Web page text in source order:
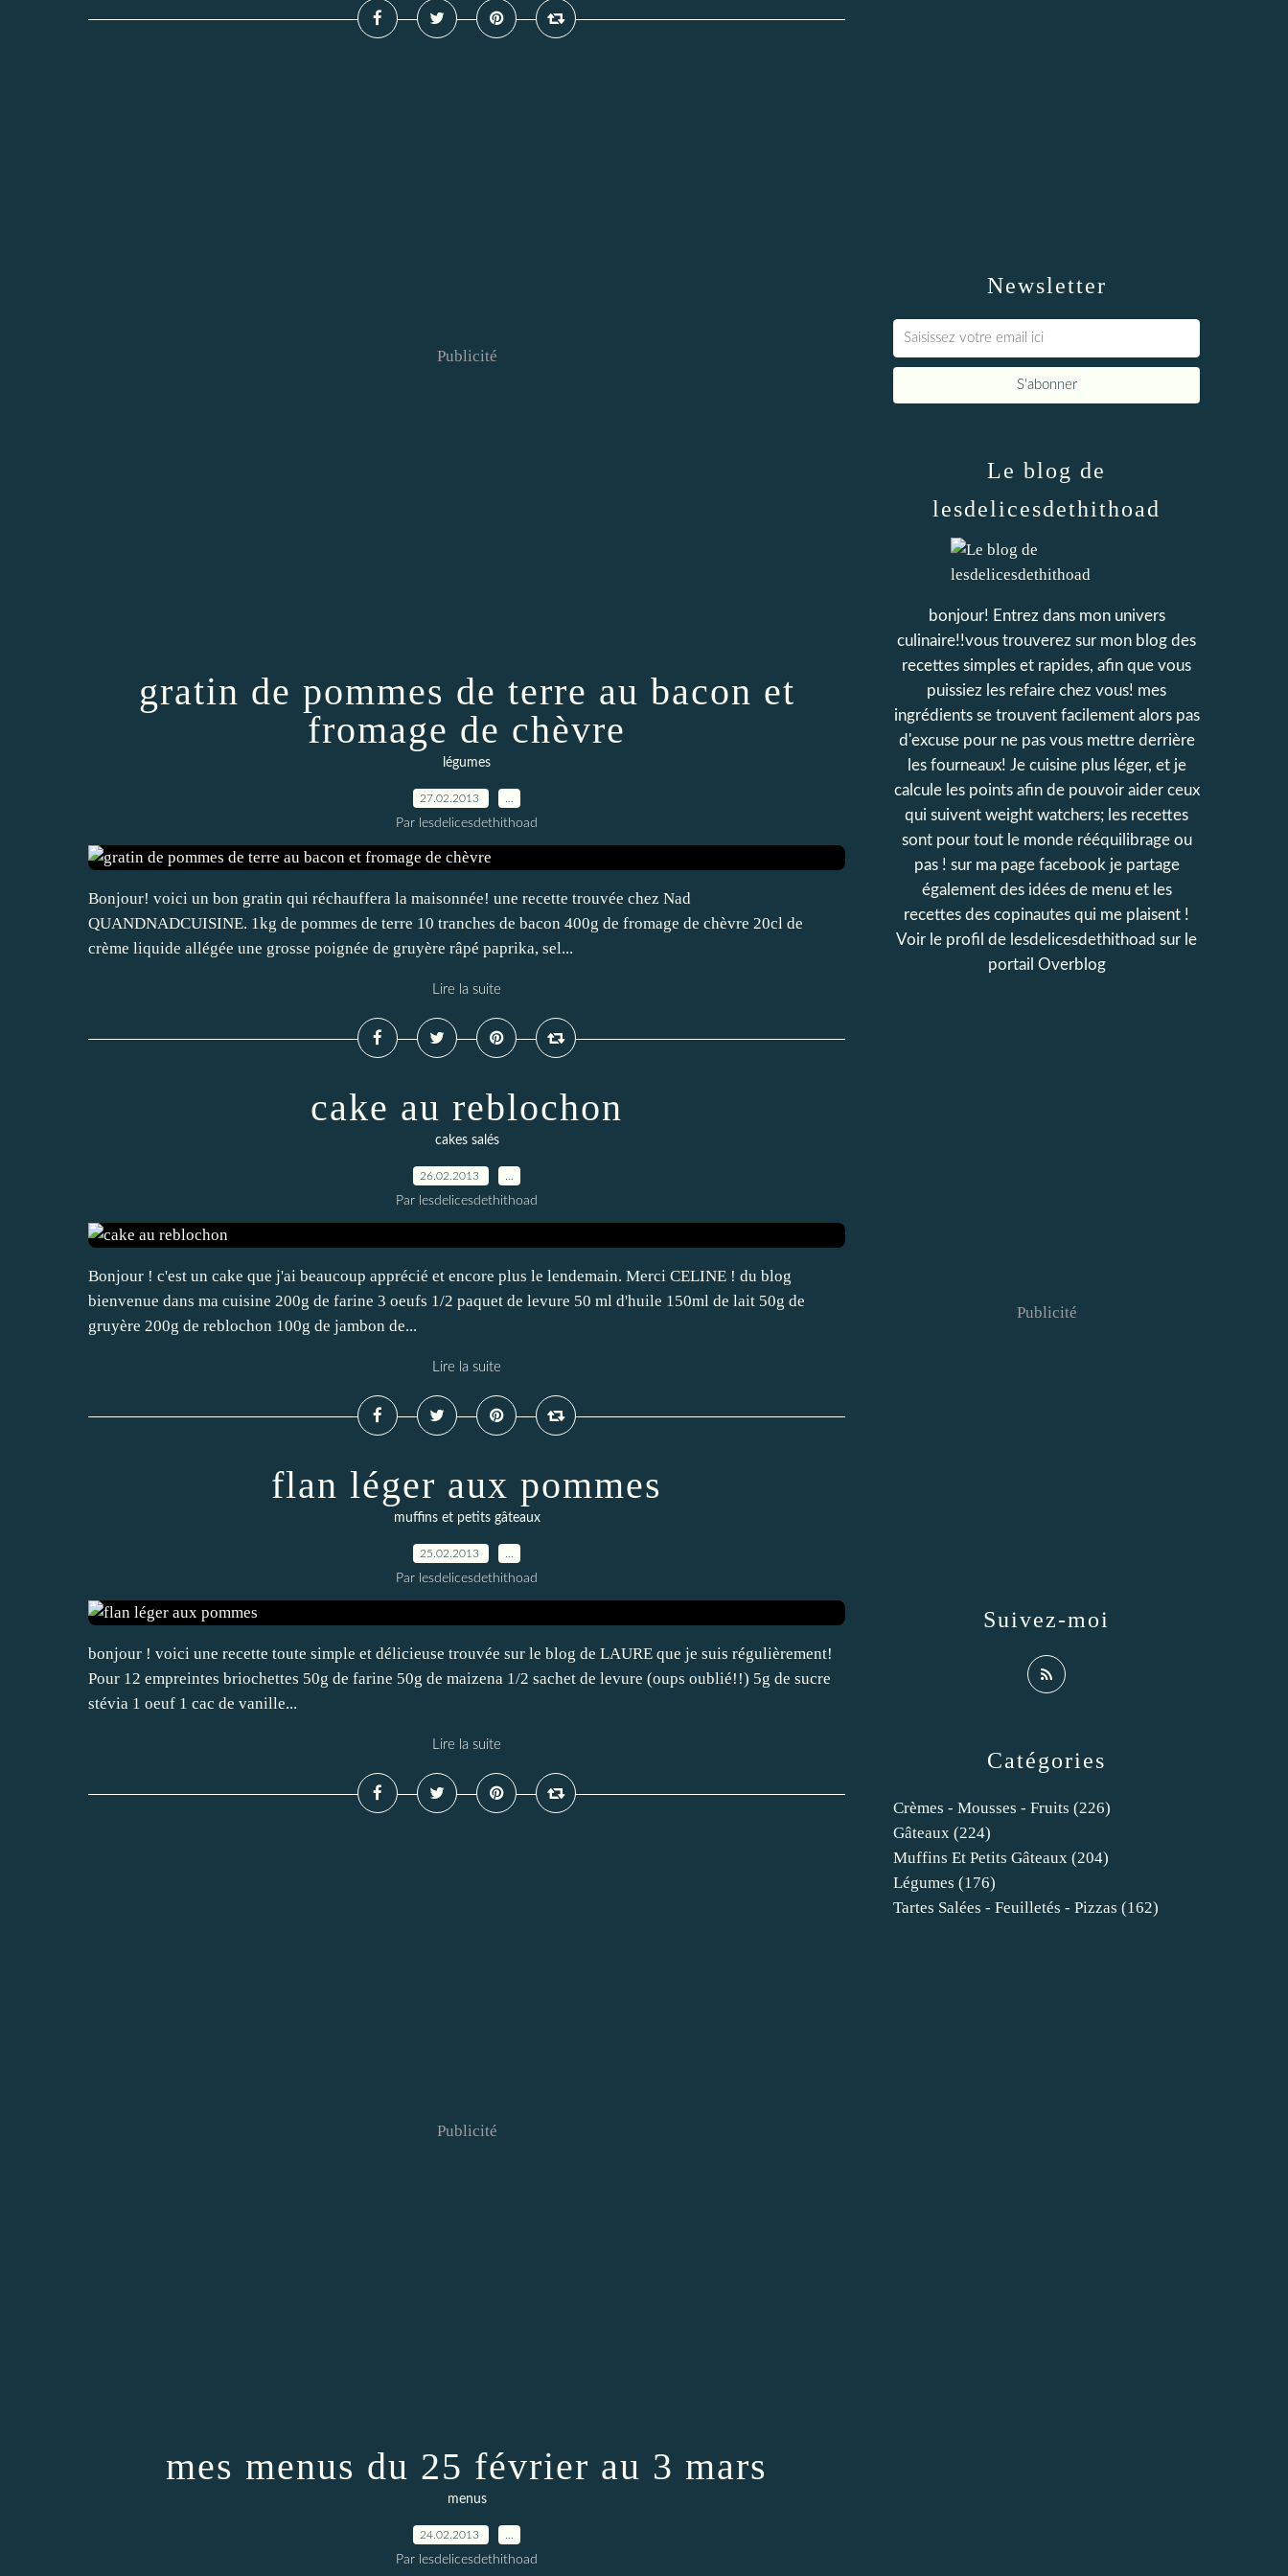
Publicité
gratin de pommes de terre au bacon et
fromage de chèvre
légumes
27.02.2013
Par lesdelicesdethithoad
Bonjour! voici un bon gratin qui réchauffera la maisonnée! une recette trouvée chez Nad
QUANDNADCUISINE. 1kg de pommes de terre 10 tranches de bacon 400g de fromage de chèvre 20cl de
crème liquide allégée une grosse poignée de gruyère râpé paprika, sel...
Lire la suite
cake au reblochon
cakes salés
26.02.2013
Par lesdelicesdethithoad
Bonjour ! c'est un cake que j'ai beaucoup apprécié et encore plus le lendemain. Merci CELINE ! du blog
bienvenue dans ma cuisine 200g de farine 3 oeufs 1/2 paquet de levure 50 ml d'huile 150ml de lait 50g de
gruyère 200g de reblochon 100g de jambon de...
Lire la suite
flan léger aux pommes
muffins et petits gâteaux
25.02.2013
Par lesdelicesdethithoad
bonjour ! voici une recette toute simple et délicieuse trouvée sur le blog de LAURE que je suis régulièrement!
Pour 12 empreintes briochettes 50g de farine 50g de maizena 1/2 sachet de levure (oups oublié!!) 5g de sucre
stévia 1 oeuf 1 cac de vanille...
Lire la suite
Publicité
mes menus du 25 février au 3 mars
menus
24.02.2013
Par lesdelicesdethithoad
Newsletter
Catégories
Crèmes - Mousses - Fruits (226)
Gâteaux (224)
Muffins Et Petits Gâteaux (204)
Légumes (176)
Tartes Salées - Feuilletés - Pizzas (162)
Le blog de
lesdelicesdethithoad
bonjour! Entrez dans mon univers
culinaire!!vous trouverez sur mon blog des
recettes simples et rapides, afin que vous
puissiez les refaire chez vous! mes
ingrédients se trouvent facilement alors pas
d'excuse pour ne pas vous mettre derrière
les fourneaux! Je cuisine plus léger, et je
calcule les points afin de pouvoir aider ceux
qui suivent weight watchers; les recettes
sont pour tout le monde rééquilibrage ou
pas ! sur ma page facebook je partage
également des idées de menu et les
recettes des copinautes qui me plaisent !
Voir le profil de lesdelicesdethithoad sur le
portail Overblog
Suivez-moi
Publicité